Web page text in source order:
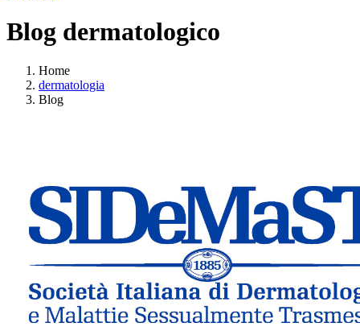
Blog dermatologico
Home
dermatologia
Blog